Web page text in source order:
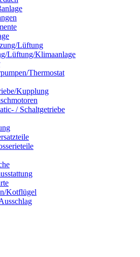
Lüftung
Lüftung/Klimaanlage
Thermostat
Kupplung
/ Schaltgetriebe
Kotflügel